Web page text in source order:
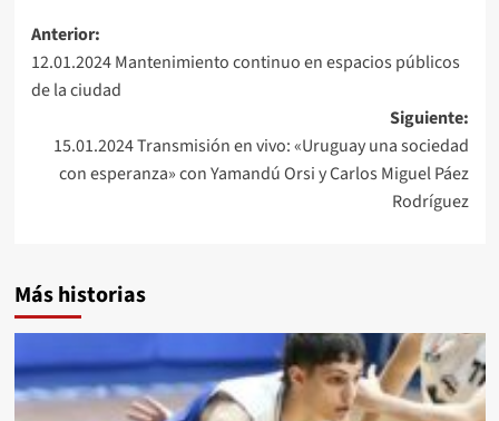
Navegación
de
entradas
Anterior:
12.01.2024 Mantenimiento continuo en espacios públicos
de la ciudad
Siguiente:
15.01.2024 Transmisión en vivo: «Uruguay una sociedad
con esperanza» con Yamandú Orsi y Carlos Miguel Páez
Rodríguez
Más historias